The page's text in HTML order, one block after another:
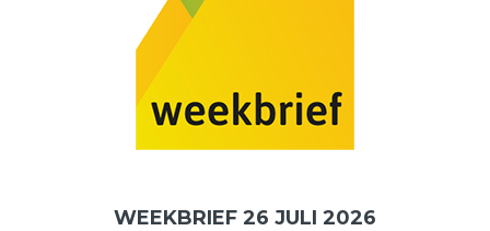
WEEKBRIEF 26 JULI 2026